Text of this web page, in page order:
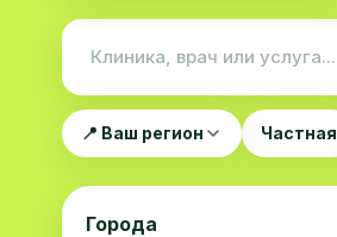
📍 Ваш регион Частная
Города